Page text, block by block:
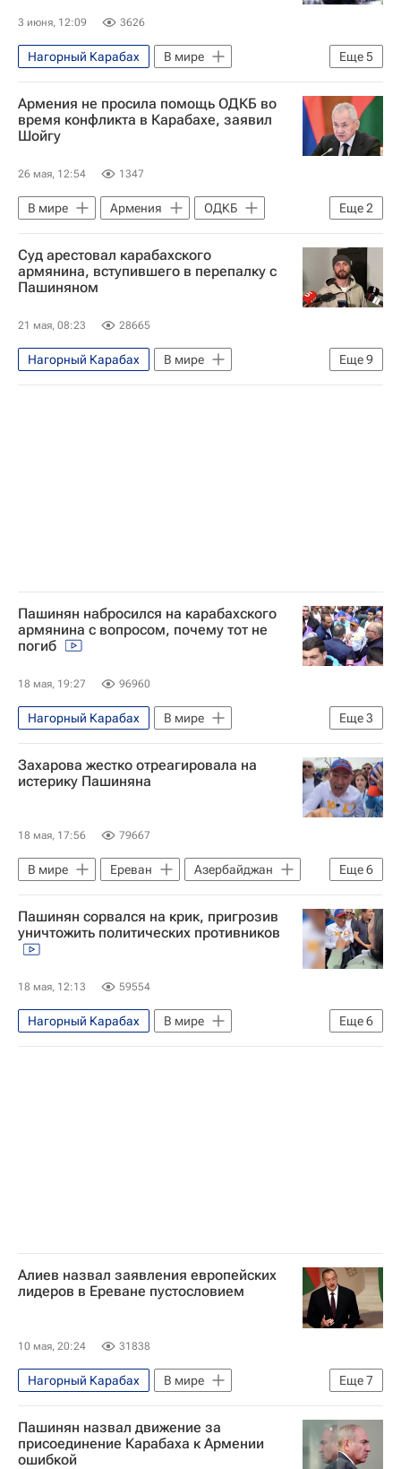
3 июня, 12:09 3626
Еще5
Нагорный Карабах
В мире
Армения
Азербайджан
Никол Пашинян
Ильхам Алиев
Евросоюз
Армения не просила помощь ОДКБ во
время конфликта в Карабахе, заявил
Шойгу
26 мая, 12:54 1347
Еще2
В мире Армения
ОДКБ
Россия
Сергей Шойгу
Суд арестовал карабахского
армянина, вступившего в перепалку с
Пашиняном
21 мая, 08:23 28665
Еще9
Нагорный Карабах
В мире
Армения
Баку
Азербайджан
Пашинян набросился на карабахского
армянина с вопросом, почему тот не
погиб
18 мая, 19:27 96960
Еще3
Нагорный Карабах
В мире
Армения
Азербайджан
Никол Пашинян
Захарова жестко отреагировала на
истерику Пашиняна
18 мая, 17:56 79667
Еще6
В мире Ереван
Азербайджан
Армения
Никол Пашинян
Мария Захарова
Эммануэль Макрон
Евросоюз
Пашинян сорвался на крик, пригрозив
уничтожить политических противников
18 мая, 12:13 59554
Еще6
Нагорный Карабах
В мире
Армения
Азербайджан
Алиев назвал заявления европейских
лидеров в Ереване пустословием
10 мая, 20:24 31838
Еще7
Нагорный Карабах
В мире
Армения
Франция
Ильхам Алиев
Эммануэль Макрон
Урсула фон дер Ляйен
Пашинян назвал движение за
присоединение Карабаха к Армении
ошибкой